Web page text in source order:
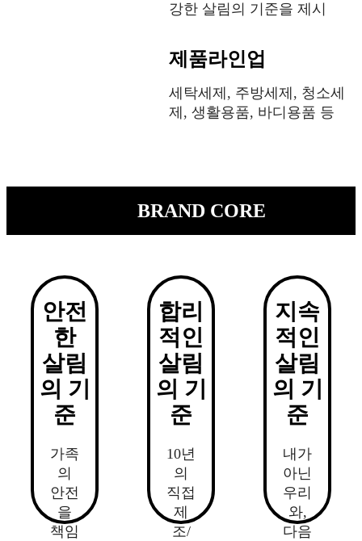
강한 살림의 기준을 제시
제품라인업
세탁세제, 주방세제, 청소세
제, 생활용품, 바디용품 등
BRAND CORE
안전
한
살림
의 기
준
가족
의
안전
을
책임
합리
적인
살림
의 기
준
10년
의
직접
제
조/
지속
적인
살림
의 기
준
내가
아닌
우리
와,
다음